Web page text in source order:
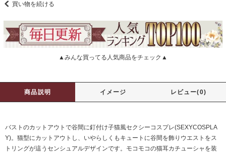
買い物を続ける
▲みんな買ってる人気商品をチェック▲
商品説明 イメージ レビュー(0)
バストのカットアウトで谷間に釘付け子猫風セクシーコスプレ(SEXYCOSPLA
Y)。猫型にカットアウトし、いやらしくもキュートに谷間を飾りウエストをス
トリングが這うセンシュアルデザインです。モコモコの猫耳カチューシャを装